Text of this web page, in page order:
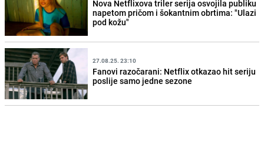
Nova Netflixova triler serija osvojila publiku
napetom pričom i šokantnim obrtima: "Ulazi
pod kožu"
27.08.25. 23:10
Fanovi razočarani: Netflix otkazao hit seriju
poslije samo jedne sezone